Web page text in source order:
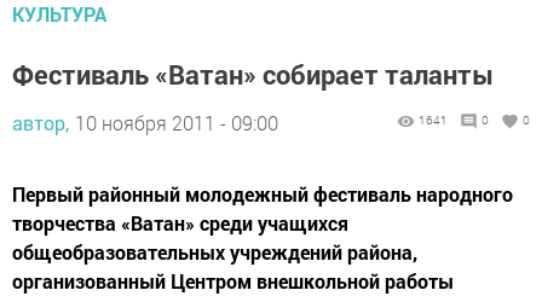
КУЛЬТУРА
Фестиваль «Ватан» собирает таланты
автор, 10 ноября 2011 - 09:00 1641 0 0
Первый районный молодежный фестиваль народного
творчества «Ватан» среди учащихся
общеобразовательных учреждений района,
организованный Центром внешкольной работы